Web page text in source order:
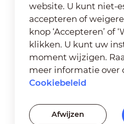
website. U kunt niet-
accepteren of
knop ‘Accepteren’ of
klikken. U kunt uw
moment wijzigen.
meer informatie over
Cookiebeleid
Afwijzen